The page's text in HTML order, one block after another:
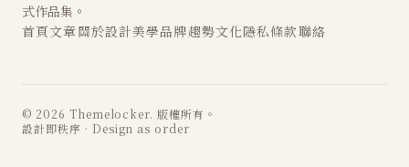
式作品集。
首頁文章關於設計美學品牌趨勢文化隱私條款聯絡
© 2026 Themelocker. 版權所有。
設計即秩序 · Design as order